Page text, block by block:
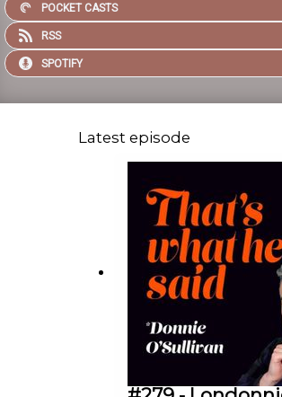
POCKET CASTS
RSS
SPOTIFY
Latest episode